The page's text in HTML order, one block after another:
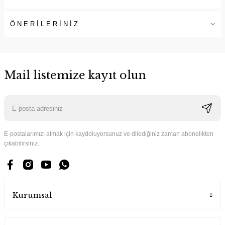
ÖNERİLERİNİZ
Mail listemize kayıt olun
E-postalarımızı almak için kaydoluyorsunuz ve dilediğiniz zaman abonelikten
çıkabilirsiniz.
Kurumsal